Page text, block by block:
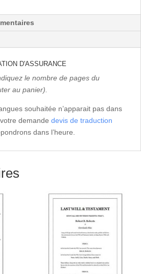
D'ASSURANCE
le nombre de pages du
au panier).
souhaitée n’apparait pas dans
demande devis de traduction
dans l’heure.